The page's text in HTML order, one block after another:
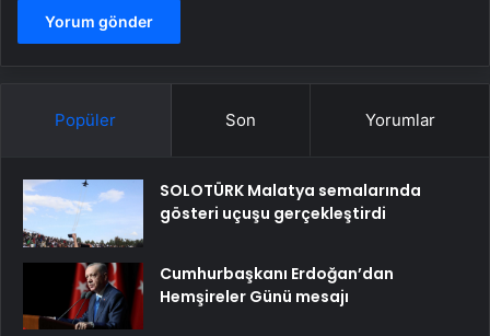
Popüler Son Yorumlar
SOLOTÜRK Malatya semalarında
gösteri uçuşu gerçekleştirdi
Cumhurbaşkanı Erdoğan’dan
Hemşireler Günü mesajı